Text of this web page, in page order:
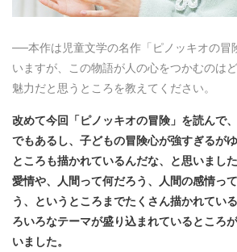
──本作は児童文学の名作「ピノッキオの冒
いますが、この物語が人の心をつかむのは
魅力だと思うところを教えてください。
改めて今回「ピノッキオの冒険」を読んで
でもあるし、子どもの冒険心が強すぎるが
ところも描かれているんだな、と思いまし
愛情や、人間って何だろう、人間の感情っ
う、というところまでたくさん描かれてい
ろいろなテーマが盛り込まれているところ
いました。